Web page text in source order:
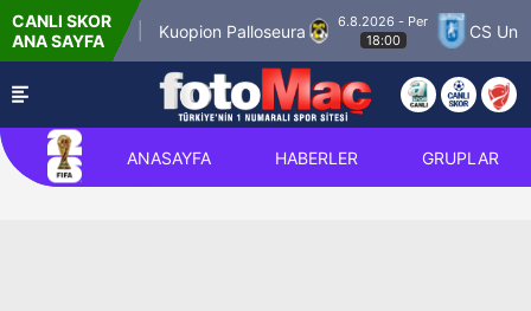
CANLI SKOR
ANA SAYFA
Match 12 Kuopion Palloseura
6.8.2026 - Per
18:00
CS
ANASAYFA HABERLER GRUPLAR